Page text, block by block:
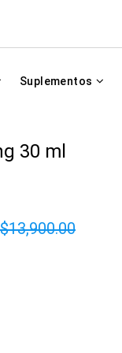
Suplementos
30 ml
$13,900.00